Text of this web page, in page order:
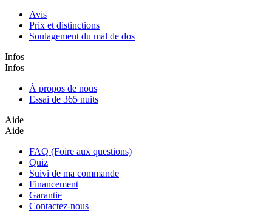
Avis
Prix et distinctions
Soulagement du mal de dos
Infos
Infos
À propos de nous
Essai de 365 nuits
Aide
Aide
FAQ (Foire aux questions)
Quiz
Suivi de ma commande
Financement
Garantie
Contactez-nous